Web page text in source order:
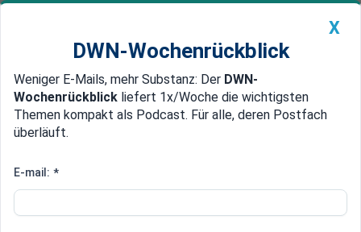
Newsticker MEIN DWN: Geldanlage Premium
Edelmetalle DWN-Magazin China
Merkel mit Zugeständnissen
US-Regierung und Syriza spielen
Euro-Retter an die Wand
X
DWN-Wochenrückblick
Weniger E-Mails, mehr Substanz: Der DWN-
Wochenrückblick liefert 1x/Woche die wichtigsten
Themen kompakt als Podcast. Für alle, deren Postfach
überläuft.
E-mail: *